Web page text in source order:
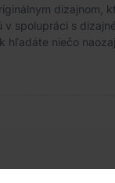
dizajnom,
spolupráci s
niečo